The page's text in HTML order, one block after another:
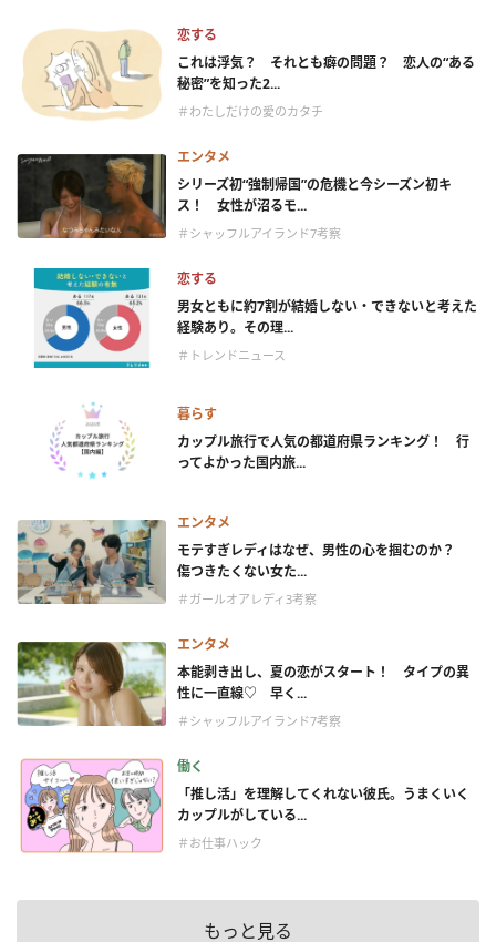
恋する
これは浮気？ それとも癖の問題？ 恋人の“ある
秘密”を知った2...
＃わたしだけの愛のカタチ
エンタメ
シリーズ初“強制帰国”の危機と今シーズン初キ
ス！ 女性が沼るモ...
＃シャッフルアイランド7考察
恋する
男女ともに約7割が結婚しない・できないと考えた
経験あり。その理...
＃トレンドニュース
暮らす
カップル旅行で人気の都道府県ランキング！ 行
ってよかった国内旅...
エンタメ
モテすぎレディはなぜ、男性の心を掴むのか？
傷つきたくない女た...
＃ガールオアレディ3考察
エンタメ
本能剥き出し、夏の恋がスタート！ タイプの異
性に一直線♡ 早く...
＃シャッフルアイランド7考察
働く
「推し活」を理解してくれない彼氏。うまくいく
カップルがしている...
＃お仕事ハック
もっと見る